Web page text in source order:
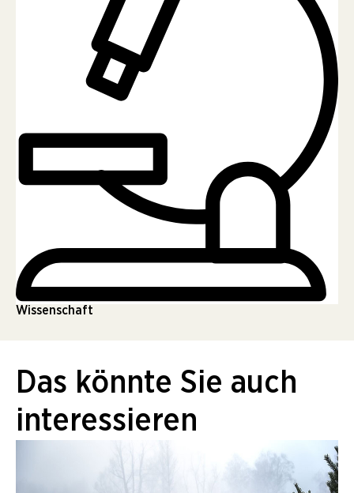
Wissenschaft
Das könnte Sie auch
interessieren